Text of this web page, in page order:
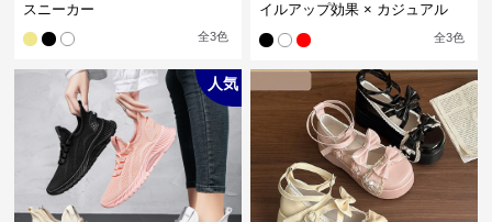
スニーカー
全3色
イルアップ効果 × カジュアル
系】厚底デザインスニーカー
全3色
人気